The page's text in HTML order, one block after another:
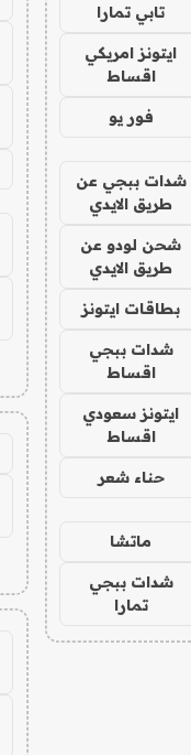
تابي تمارا
ايتونز امريكي
اقساط
فور يو
شدات ببجي عن
طريق الايدي
شحن لودو عن
طريق الايدي
بطاقات ايتونز
شدات ببجي
اقساط
ايتونز سعودي
اقساط
حناء شعر
ماتشا
شدات ببجي
تمارا